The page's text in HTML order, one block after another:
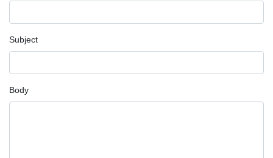
Subject
Body